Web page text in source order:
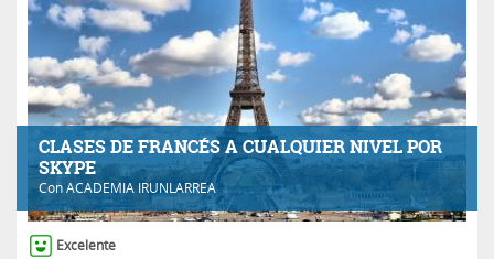
CLASES DE FRANCÉS A CUALQUIER NIVEL POR
SKYPE
ConACADEMIA IRUNLARREA
Excelente